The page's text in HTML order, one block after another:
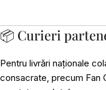
📦 Curieri
Pentru livrări naționale
consacrate, precum Fan